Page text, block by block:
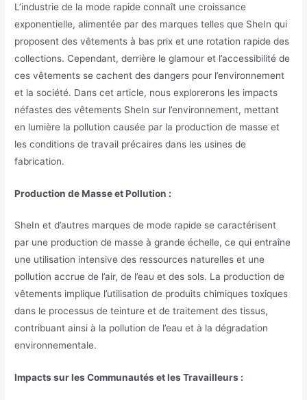
L’industrie de la mode rapide connaît une croissance
exponentielle, alimentée par des marques telles que SheIn qui
proposent des vêtements à bas prix et une rotation rapide des
collections. Cependant, derrière le glamour et l’accessibilité de
ces vêtements se cachent des dangers pour l’environnement
et la société. Dans cet article, nous explorerons les impacts
néfastes des vêtements SheIn sur l’environnement, mettant
en lumière la pollution causée par la production de masse et
les conditions de travail précaires dans les usines de
fabrication.
Production de Masse et Pollution :
SheIn et d’autres marques de mode rapide se caractérisent
par une production de masse à grande échelle, ce qui entraîne
une utilisation intensive des ressources naturelles et une
pollution accrue de l’air, de l’eau et des sols. La production de
vêtements implique l’utilisation de produits chimiques toxiques
dans le processus de teinture et de traitement des tissus,
contribuant ainsi à la pollution de l’eau et à la dégradation
environnementale.
Impacts sur les Communautés et les Travailleurs :